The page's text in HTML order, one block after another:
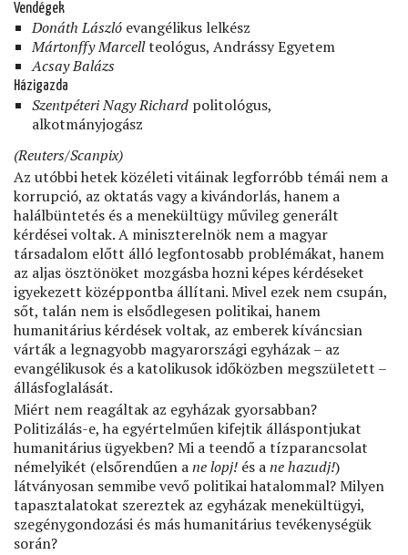
Vendégek
Donáth László evangélikus lelkész
Mártonffy Marcellteológus, Andrássy Egyetem
Acsay Balázs
Házigazda
Szentpéteri Nagy Richard politológus,
alkotmányjogász
(Reuters/Scanpix)
Az utóbbi hetek közéleti vitáinak legforróbb témái nem a
korrupció, az oktatás vagy a kivándorlás, hanem a
halálbüntetés és a menekültügy művileg generált
kérdései voltak. A miniszterelnök nem a magyar
társadalom előtt álló legfontosabb problémákat, hanem
az aljas ösztönöket mozgásba hozni képes kérdéseket
igyekezett középpontba állítani. Mivel ezek nem csupán,
sőt, talán nem is elsődlegesen politikai, hanem
humanitárius kérdések voltak, az emberek kíváncsian
várták a legnagyobb magyarországi egyházak – az
evangélikusok és a katolikusok időközben megszületett –
állásfoglalását.
Miért nem reagáltak az egyházak gyorsabban?
Politizálás-e, ha egyértelműen kifejtik álláspontjukat
humanitárius ügyekben? Mi a teendő a tízparancsolat
némelyikét (elsőrendűen ane lopj! és ane hazudj!)
látványosan semmibe vevő politikai hatalommal? Milyen
tapasztalatokat szereztek az egyházak menekültügyi,
szegénygondozási és más humanitárius tevékenységük
során?